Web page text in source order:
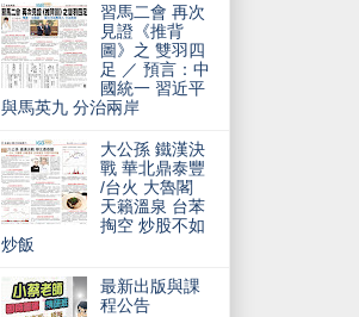
習馬二會 再次
見證《推背
圖》之 雙羽四
足 ／ 預言：中
國統一 習近平
與馬英九 分治兩岸
大公孫 鐵漢決
戰 華北鼎泰豐
/台火 大魯閣
天籟溫泉 台苯
掏空 炒股不如
炒飯
最新出版與課
程公告